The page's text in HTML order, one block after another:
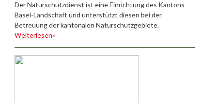
Der Naturschutzdienst ist eine Einrichtung des Kantons
Basel-Landschaft und unterstützt diesen bei der
Betreuung der kantonalen Naturschutzgebiete.
Weiterlesen»